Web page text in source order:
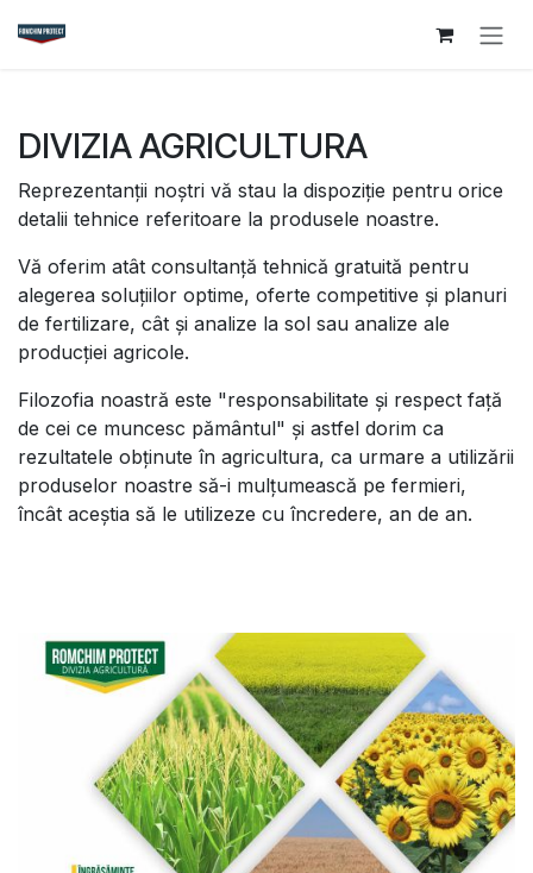
DIVIZIA AGRICULTURA
Reprezentanții noștri vă stau la dispoziție pentru orice
detalii tehnice referitoare la produsele noastre.
Vă oferim atât consultanță tehnică gratuită pentru
alegerea soluțiilor optime, oferte competitive și planuri
de fertilizare, cât și analize la sol sau analize ale
producției agricole.
Filozofia noastră este "responsabilitate și respect față
de cei ce muncesc pământul" și astfel dorim ca
rezultatele obținute în agricultura, ca urmare a utilizării
produselor noastre să-i mulțumească pe fermieri,
încât aceștia să le utilizeze cu încredere, an de an.